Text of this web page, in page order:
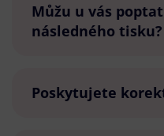
Můžu u vás
následného tisku?
Poskytujete